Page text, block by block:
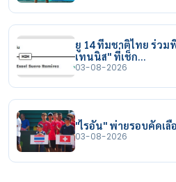
ยู 14 ทีมชาติไทย ร่วม
เทนนิส" ที่เช็ก…
03-08-2026
"ไรอัน" พ่ายรอบคัดเลื
03-08-2026